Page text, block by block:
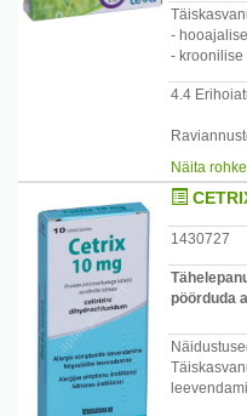
-
-
4.4
Epilepsia
Lapsed
ei
Enne
tulemust.
Näita
1430727
pöörduda